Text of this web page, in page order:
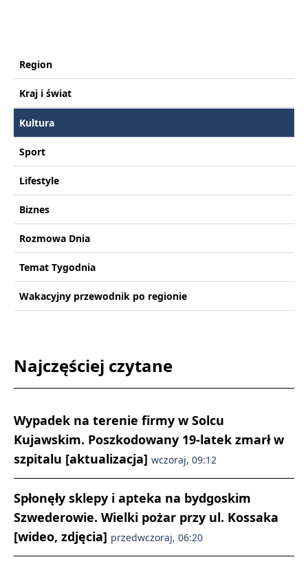
Region
Kraj i świat
Kultura
Sport
Lifestyle
Biznes
Rozmowa Dnia
Temat Tygodnia
Wakacyjny przewodnik po regionie
Najczęściej czytane
Wypadek na terenie firmy w Solcu
Kujawskim. Poszkodowany 19-latek zmarł w
szpitalu [aktualizacja] wczoraj, 09:12
Spłonęły sklepy i apteka na bydgoskim
Szwederowie. Wielki pożar przy ul. Kossaka
[wideo, zdjęcia] przedwczoraj, 06:20